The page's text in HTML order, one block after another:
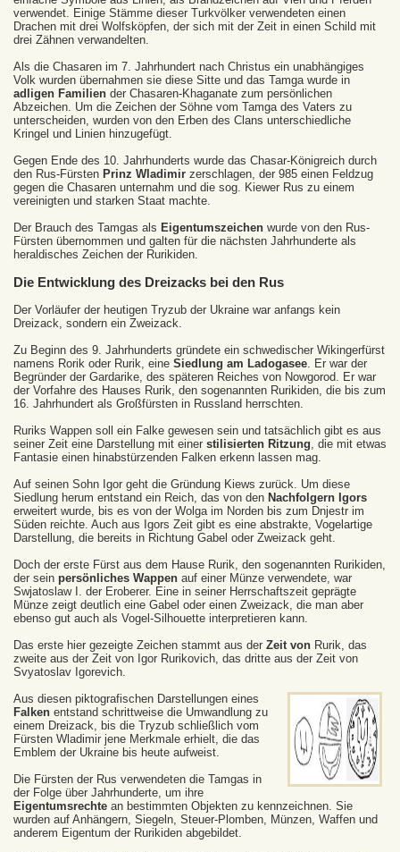
verwendet. Einige Stämme dieser Turkvölker verwendeten einen
Drachen mit drei Wolfsköpfen, der sich mit der Zeit in einen Schild mit
drei Zähnen verwandelten.
Als die Chasaren im 7. Jahrhundert nach Christus ein unabhängiges
Volk wurden übernahmen sie diese Sitte und das Tamga wurde in
adligen Familien der Chasaren-Khaganate zum persönlichen
Abzeichen. Um die Zeichen der Söhne vom Tamga des Vaters zu
unterscheiden, wurden von den Erben des Clans unterschiedliche
Kringel und Linien hinzugefügt.
Gegen Ende des 10. Jahrhunderts wurde das Chasar-Königreich durch
den Rus-Fürsten Prinz Wladimir zerschlagen, der 985 einen Feldzug
gegen die Chasaren unternahm und die sog. Kiewer Rus zu einem
vereinigten und starken Staat machte.
Der Brauch des Tamgas als Eigentumszeichen wurde von den Rus-
Fürsten übernommen und galten für die nächsten Jahrhunderte als
heraldisches Zeichen der Rurikiden.
Die Entwicklung des Dreizacks bei den Rus
Der Vorläufer der heutigen Tryzub der Ukraine war anfangs kein
Dreizack, sondern ein Zweizack.
Zu Beginn des 9. Jahrhunderts gründete ein schwedischer Wikingerfürst
namens Rorik oder Rurik, eine Siedlung am Ladogasee. Er war der
Begründer der Gardarike, des späteren Reiches von Nowgorod. Er war
der Vorfahre des Hauses Rurik, den sogenannten Rurikiden, die bis zum
16. Jahrhundert als Großfürsten in Russland herrschten.
Ruriks Wappen soll ein Falke gewesen sein und tatsächlich gibt es aus
seiner Zeit eine Darstellung mit einer stilisierten Ritzung, die mit etwas
Fantasie einen hinabstürzenden Falken erkenn lassen mag.
Auf seinen Sohn Igor geht die Gründung Kiews zurück. Um diese
Siedlung herum entstand ein Reich, das von den Nachfolgern Igors
erweitert wurde, bis es von der Wolga im Norden bis zum Dnjestr im
Süden reichte. Auch aus Igors Zeit gibt es eine abstrakte, Vogelartige
Darstellung, die bereits in Richtung Gabel oder Zweizack geht.
Doch der erste Fürst aus dem Hause Rurik, den sogenannten Rurikiden,
der sein persönliches Wappen auf einer Münze verwendete, war
Swjatoslaw I. der Eroberer. Eine in seiner Herrschaftszeit geprägte
Münze zeigt deutlich eine Gabel oder einen Zweizack, die man aber
ebenso gut auch als Vogel-Silhouette interpretieren kann.
Das erste hier gezeigte Zeichen stammt aus der Zeit von Rurik, das
zweite aus der Zeit von Igor Rurikovich, das dritte aus der Zeit von
Svyatoslav Igorevich.
Aus diesen piktografischen Darstellungen eines
Falken entstand schrittweise die Umwandlung zu
einem Dreizack, bis die Tryzub schließlich vom
Fürsten Wladimir jene Merkmale erhielt, die das
Emblem der Ukraine bis heute aufweist.
Die Fürsten der Rus verwendeten die Tamgas in
der Folge über Jahrhunderte, um ihre
Eigentumsrechte an bestimmten Objekten zu kennzeichnen. Sie
wurden auf Anhängern, Siegeln, Steuer-Plomben, Münzen, Waffen und
anderem Eigentum der Rurikiden abgebildet.